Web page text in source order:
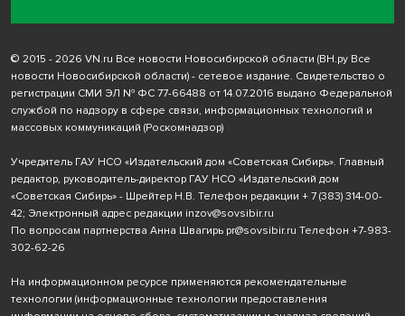
© 2015 - 2026 VN.ru Все новости Новосибирской области (ВН.ру Все
новости Новосибирской области) - сетевое издание. Свидетельство о
регистрации СМИ ЭЛ № ФС 77-66488 от 14.07.2016 выдано Федеральной
службой по надзору в сфере связи, информационных технологий и
массовых коммуникаций (Роскомнадзор)
Учредитель ГАУ НСО «Издательский дом «Советская Сибирь». Главный
редактор, руководитель-директор ГАУ НСО «Издательский дом
«Советская Сибирь» - Шрейтер Н.В. Телефон редакции + 7 (383) 314-00-
42; Электронный адрес редакции inzov@sovsibir.ru
По вопросам партнерства Анна Швагирь pr@sovsibir.ru Телефон +7-983-
302-62-26
На информационном ресурсе применяются рекомендательные
технологии (информационные технологии предоставления